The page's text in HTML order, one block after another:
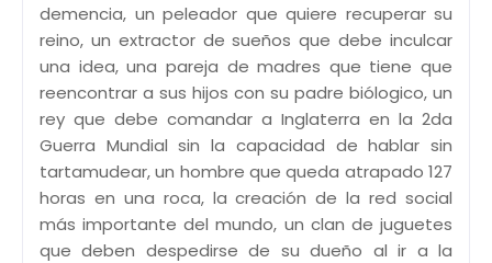
demencia, un peleador que quiere recuperar su
reino, un extractor de sueños que debe inculcar
una idea, una pareja de madres que tiene que
reencontrar a sus hijos con su padre biólogico, un
rey que debe comandar a Inglaterra en la 2da
Guerra Mundial sin la capacidad de hablar sin
tartamudear, un hombre que queda atrapado 127
horas en una roca, la creación de la red social
más importante del mundo, un clan de juguetes
que deben despedirse de su dueño al ir a la